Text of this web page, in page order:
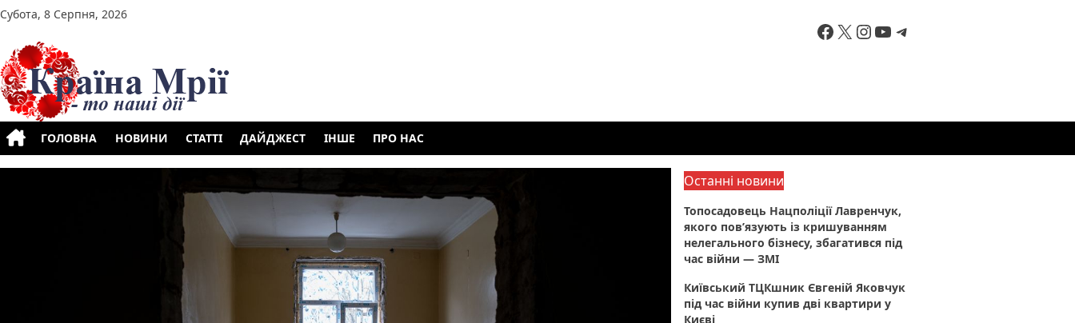
Перейти до вмісту
Субота, 8 Серпня, 2026
Facebook
X Instagram
YouTube
Telegram
ГОЛОВНА НОВИНИ СТАТТІ ДАЙДЖЕСТ ІНШЕ ПРО НАС
Останні новини
Топосадовець Нацполіції Лавренчук,
якого пов’язують із кришуванням
нелегального бізнесу, збагатився під
час війни — ЗМІ
Київський ТЦКшник Євгеній Яковчук
під час війни купив дві квартири у
Києві